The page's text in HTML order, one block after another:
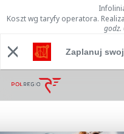
Koszt wg taryfy operatora.
godz.
Zaplanuj